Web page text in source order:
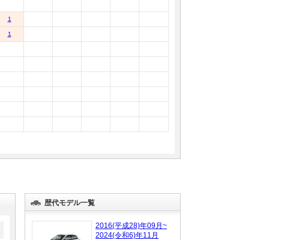
1
1
歴代モデル一覧
2016(平成28)年09月~
2024(令和6)年11月